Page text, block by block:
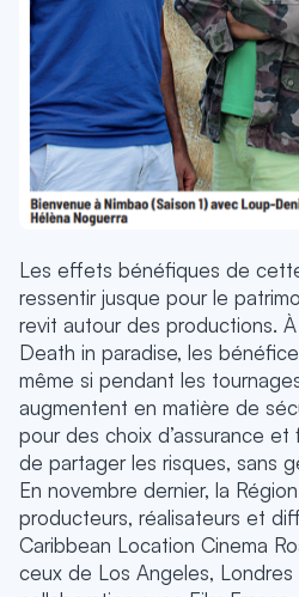
Les effets bénéfiques de
ressentir jusque pour le
revit autour des productions.
Death in paradise, les
même si pendant les
augmentent en matière de
pour des choix d’assurance
de partager les risques, sans
En novembre dernier, la
producteurs, réalisateurs et
Caribbean Location Cinema
ceux de Los Angeles, Londres